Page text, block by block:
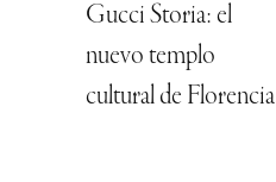
Gucci Storia: el
nuevo templo
cultural de Florencia